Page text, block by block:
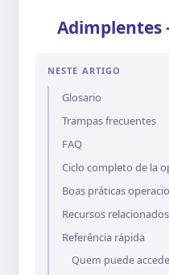
Adimplentes
NESTE ARTIGO
Glosario
Trampas frecuentes
FAQ
Ciclo completo de la
Boas práticas
Recursos
Referência rápida
Quem puede